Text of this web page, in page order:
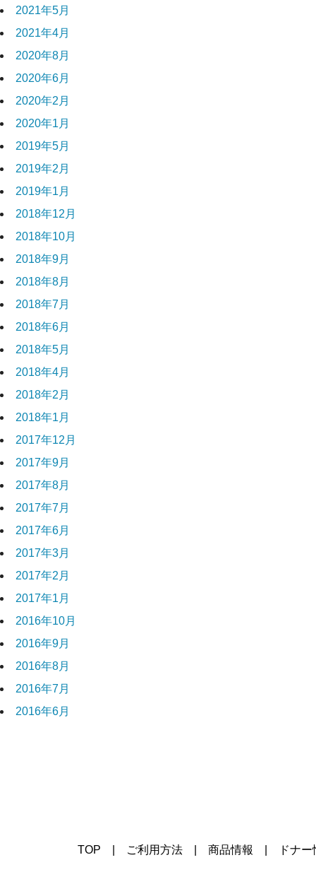
2021年5月
2021年4月
2020年8月
2020年6月
2020年2月
2020年1月
2019年5月
2019年2月
2019年1月
2018年12月
2018年10月
2018年9月
2018年8月
2018年7月
2018年6月
2018年5月
2018年4月
2018年2月
2018年1月
2017年12月
2017年9月
2017年8月
2017年7月
2017年6月
2017年3月
2017年2月
2017年1月
2016年10月
2016年9月
2016年8月
2016年7月
2016年6月
TOP ご利用方法| 商品情報 ドナー